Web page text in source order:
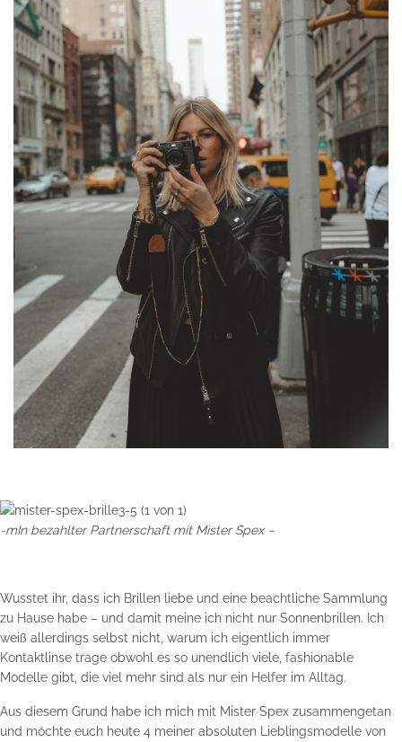
-mIn bezahlter Partnerschaft mit Mister Spex –
Wusstet ihr, dass ich Brillen liebe und eine beachtliche Sammlung
zu Hause habe – und damit meine ich nicht nur Sonnenbrillen. Ich
weiß allerdings selbst nicht, warum ich eigentlich immer
Kontaktlinse trage obwohl es so unendlich viele, fashionable
Modelle gibt, die viel mehr sind als nur ein Helfer im Alltag.
Aus diesem Grund habe ich mich mit Mister Spex zusammengetan
und möchte euch heute 4 meiner absoluten Lieblingsmodelle von